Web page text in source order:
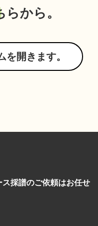
から。
を開きます。
採譜のご依頼はお任せ